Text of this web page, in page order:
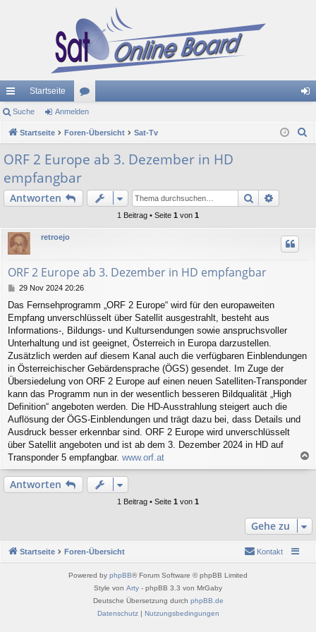
ch
ne
llz
ug
riff
Startseite
or
en m
Suche Anmelden
Startseite Foren-Übersicht Sat-Tv
ORF 2 Europe ab 3. Dezember in HD
empfangbar
Antworten Suche
1 Beitrag • Seite 1 von 1
retroejo
ORF 2 Europe ab 3. Dezember in HD empfangbar
B
i
t
r
a
29 Nov 2024 20:26
Das Fernsehprogramm „ORF 2 Europe“ wird für den europaweiten
Empfang unverschlüsselt über Satellit ausgestrahlt, besteht aus
Informations-, Bildungs- und Kultursendungen sowie anspruchsvoller
Unterhaltung und ist geeignet, Österreich in Europa darzustellen.
Zusätzlich werden auf diesem Kanal auch die verfügbaren Einblendungen
in Österreichischer Gebärdensprache (ÖGS) gesendet. Im Zuge der
Übersiedelung von ORF 2 Europe auf einen neuen Satelliten-Transponder
kann das Programm nun in der wesentlich besseren Bildqualität „High
Definition“ angeboten werden. Die HD-Ausstrahlung steigert auch die
Auflösung der ÖGS-Einblendungen und trägt dazu bei, dass Details und
Ausdruck besser erkennbar sind. ORF 2 Europe wird unverschlüsselt
über Satellit angeboten und ist ab dem 3. Dezember 2024 in HD auf
Transponder 5 empfangbar. www.orf.at
a
n
Antworten
1 Beitrag • Seite 1 von 1
Gehe zu
Startseite Foren-Übersicht Kontakt
Powered by phpBB® Forum Software © phpBB Limited
Style von Arty - phpBB 3.3 von MrGaby
Deutsche Übersetzung durch phpBB.de
Datenschutz| Nutzungsbedingungen